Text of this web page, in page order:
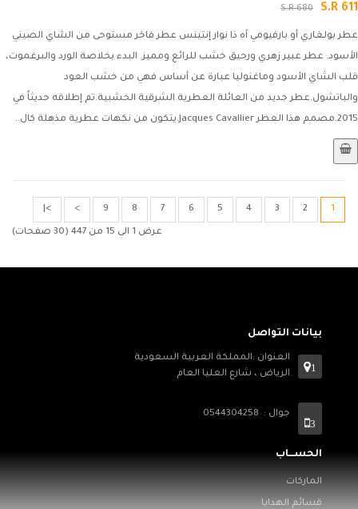
S.R 611
S.R 680
عطر بولغاري أو بارفيومي آه ذا نوار إنتينس عطر فاخر مستوحى من الشاي الصيني
الأسود. عطر عبير زهري ورحيق خشب للرائع ومميز. البدء بخلاصة الورد والبرغموت،
قلب الشاي الأسود وماغنوليا عبارة عن أساس فهي من خشب العود
والباتشول.عطر جديد من العائلة العطرية الشرقية الخشبية.تم إطلاقه حديثاً في
2015.مصمم هذا العطر Jacques Cavallier.يتكون من نكهات عطرية مذهلة كال..
1
2
3
4
5
6
7
8
9
>
>|
عرض 1 الى 15 من 447 (30 صفحات)
بيانات التواصل
1
العنوان :المملكة العربية السعودية
الرياض ، شارع العليا العام
3
جوال : 0544304258
الحســـاب
الماركات
قسائم الهدايا